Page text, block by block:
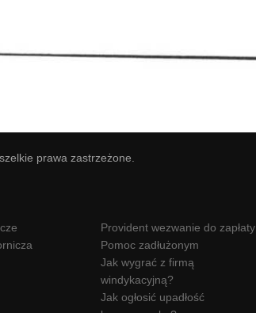
prawa zastrzeżone.
Provident wezwanie do zapłaty
Pomoc zadłużonym
Jak wygrać z firmą
windykacyjną?
Jak ogłosić upadłość